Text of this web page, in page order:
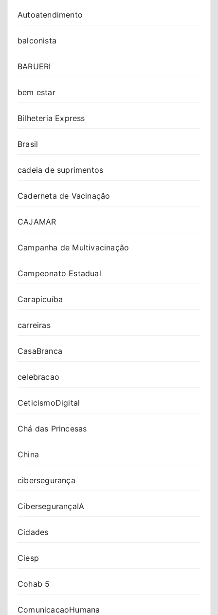
Autoatendimento
balconista
BARUERI
bem estar
Bilheteria Express
Brasil
cadeia de suprimentos
Caderneta de Vacinação
CAJAMAR
Campanha de Multivacinação
Campeonato Estadual
Carapicuíba
carreiras
CasaBranca
celebracao
CeticismoDigital
Chá das Princesas
China
cibersegurança
CibersegurançaIA
Cidades
Ciesp
Cohab 5
ComunicacaoHumana